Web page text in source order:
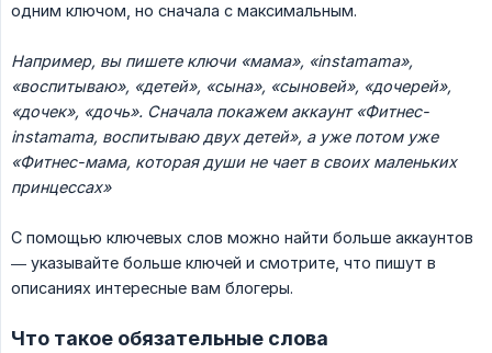
одним ключом, но сначала с максимальным.
Например, вы пишете ключи «мама», «instamama»,
«воспитываю», «детей», «сына», «сыновей», «дочерей»,
«дочек», «дочь». Сначала покажем аккаунт «Фитнес-
instamama, воспитываю двух детей», а уже потом уже
«Фитнес-мама, которая души не чает в своих маленьких
принцессах»
С помощью ключевых слов можно найти больше аккаунтов
— указывайте больше ключей и смотрите, что пишут в
описаниях интересные вам блогеры.
Что такое обязательные слова